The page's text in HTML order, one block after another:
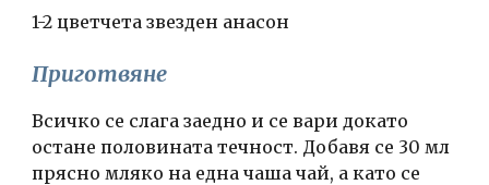
1-2 цветчета звезден анасон
Приготвяне
Всичко се слага заедно и се вари докато
остане половината течност. Добавя се 30 мл
прясно мляко на една чаша чай, а като се